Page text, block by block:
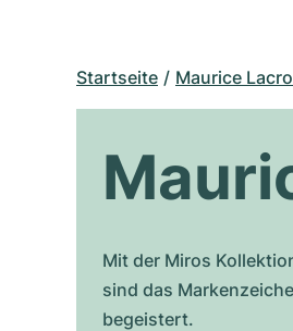
Startseite Maurice
Mit der Miros
sind das
begeistert.